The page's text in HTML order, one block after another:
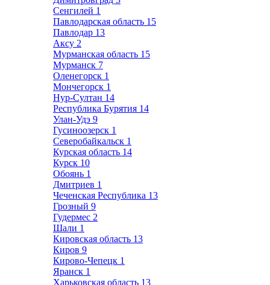
Сенгилей 1
Павлодарская область 15
Павлодар 13
Аксу 2
Мурманская область 15
Мурманск 7
Оленегорск 1
Мончегорск 1
Нур-Султан 14
Республика Бурятия 14
Улан-Удэ 9
Гусиноозерск 1
Северобайкальск 1
Курская область 14
Курск 10
Обоянь 1
Дмитриев 1
Чеченская Республика 13
Грозный 9
Гудермес 2
Шали 1
Кировская область 13
Киров 9
Кирово-Чепецк 1
Яранск 1
Харьковская область 13